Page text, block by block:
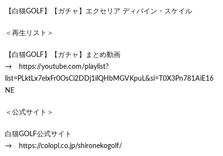
【白猫GOLF】【ガチャ】エクセリア ディバイン・スケイル
＜再生リスト＞
【白猫GOLF】【ガチャ】まとめ動画
→ https://youtube.com/playlist?
list=PLktLx7elxFr0OsCi2DDj1ilQHbMGVKpuL&si=T0X3Pn781AiE16
NE
＜公式サイト＞
白猫GOLF公式サイト
→ https://colopl.co.jp/shironekogolf/